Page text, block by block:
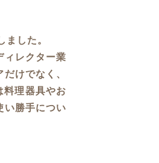
した。
ィレクター業
けでなく、
料理器具やお
い勝手につい